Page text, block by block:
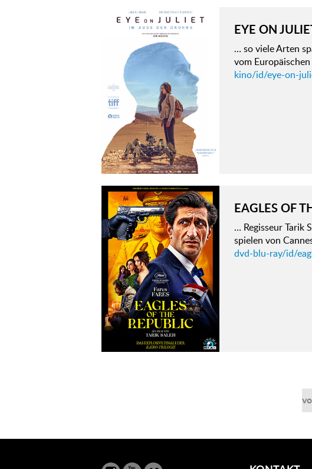
EYE ON
… so viele Arten
vom
kino/id/eye-on-
EAGLES OF
… Regisseur Tarik
spielen von
dvd-blu-ray/id/